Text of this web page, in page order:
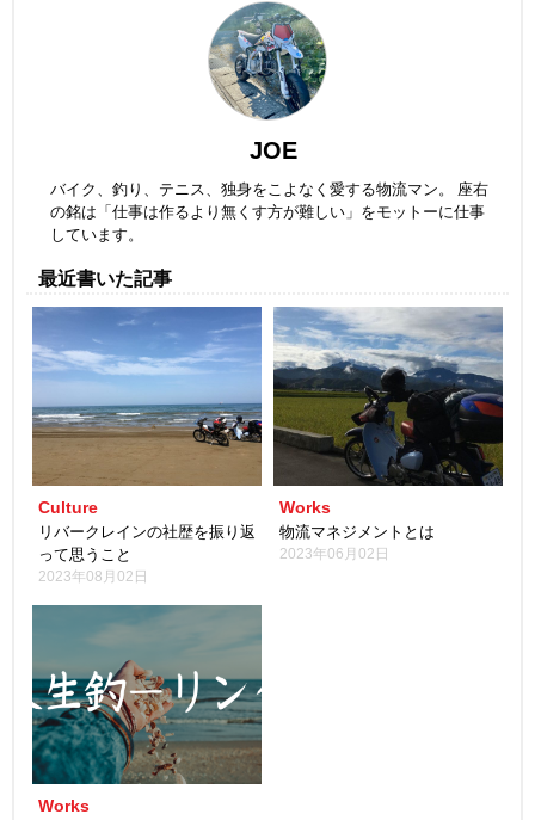
JOE
バイク、釣り、テニス、独身をこよなく愛する物流マン。 座右
の銘は「仕事は作るより無くす方が難しい」をモットーに仕事
しています。
最近書いた記事
Culture
リバークレインの社歴を振り返
って思うこと
2023年08月02日
Works
物流マネジメントとは
2023年06月02日
Works